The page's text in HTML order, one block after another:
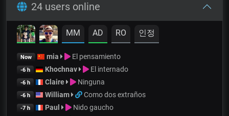
24 users online
MM AD RO 인정
Now mia El pensamiento
-6 h Khochnav El internado
-6 h Claire Ninguna
-6 h William Como dos extraños
-7 h Paul Nido gaucho